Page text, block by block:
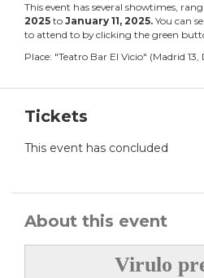
This event has several showtimes,
2025 to January 11, 2025. You can
to attend to by clicking the green
Place: "Teatro Bar El Vicio" (Madrid
Tickets
This event has concluded
About this event
Virulo